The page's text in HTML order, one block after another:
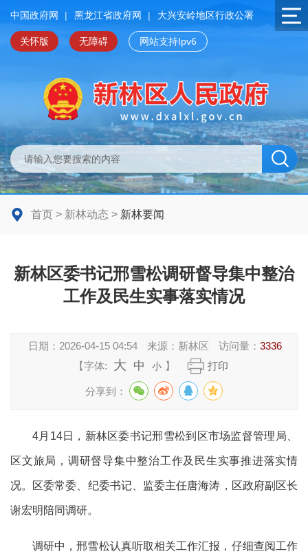
中国政府网 | 黑龙江省政府网 | 大兴安岭地区行政公署
关怀版 无障碍 网站支持Ipv6
首页 > 新林动态 > 新林要闻
新林区委书记邢雪松调研督导集中整治
工作及民生实事落实情况
日期： 2026-04-15 04:54 来源： 新林区 访问量：3336
【字体:
大 中 小 】 打印
分享到：
4月14日， 新林区委书记邢雪松到区市场监督管理局、
区文旅局，调研督导集中整治工作及民生实事推进落实情
况。区委常委、纪委书记、监委主任唐海涛，区政府副区长
谢宏明陪同调研。
调研中，邢雪松认真听取相关工作汇报，仔细查阅工作